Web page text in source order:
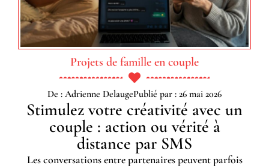
Projets de famille en couple
De : Adrienne DelaugePublié par : 26 mai 2026
Stimulez votre créativité avec un
couple : action ou vérité à
distance par SMS
Les conversations entre partenaires peuvent parfois